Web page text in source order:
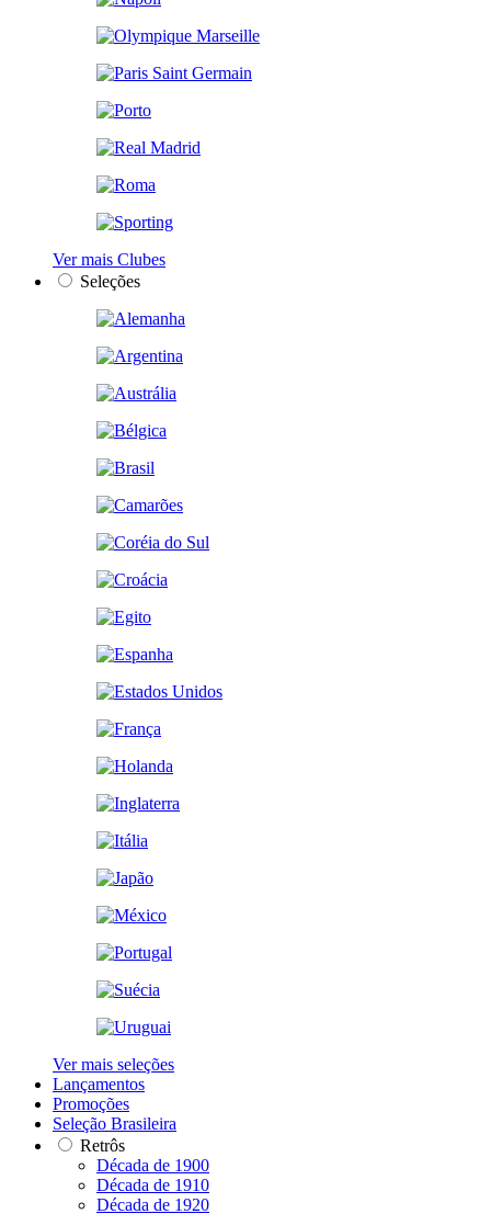
Ver mais Clubes
Seleções
Ver mais seleções
Lançamentos
Promoções
Seleção Brasileira
Retrôs
Década de 1900
Década de 1910
Década de 1920